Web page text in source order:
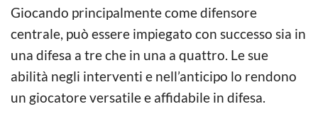
Giocando principalmente come difensore
centrale, può essere impiegato con successo sia in
una difesa a tre che in una a quattro. Le sue
abilità negli interventi e nell’anticipo lo rendono
un giocatore versatile e affidabile in difesa.